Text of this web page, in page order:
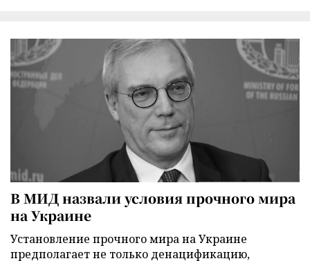
В МИД назвали условия прочного мира
на Украине
Установление прочного мира на Украине
предполагает не только денацификацию,